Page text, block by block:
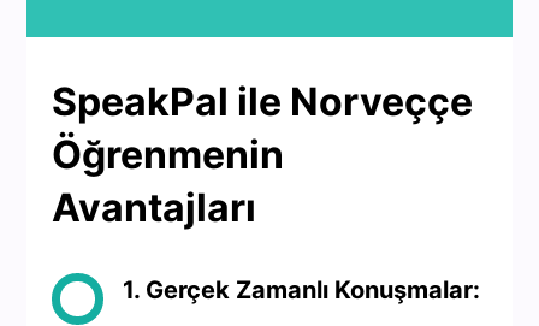
SpeakPal ile Norveççe
Öğrenmenin
Avantajları
1. Gerçek Zamanlı Konuşmalar: